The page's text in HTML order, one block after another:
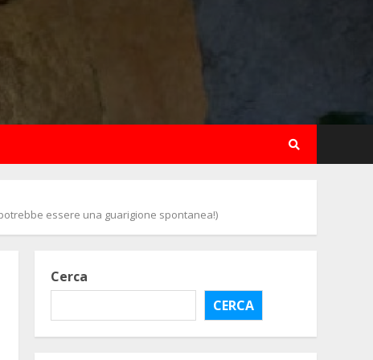
potrebbe essere una guarigione spontanea!)
Cerca
CERCA